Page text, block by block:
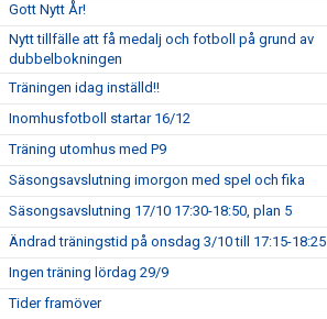
Gott Nytt År!
Nytt tillfälle att få medalj och fotboll på grund av
dubbelbokningen
Träningen idag inställd!!
Inomhusfotboll startar 16/12
Träning utomhus med P9
Säsongsavslutning imorgon med spel och fika
Säsongsavslutning 17/10 17:30-18:50, plan 5
Ändrad träningstid på onsdag 3/10 till 17:15-18:25
Ingen träning lördag 29/9
Tider framöver